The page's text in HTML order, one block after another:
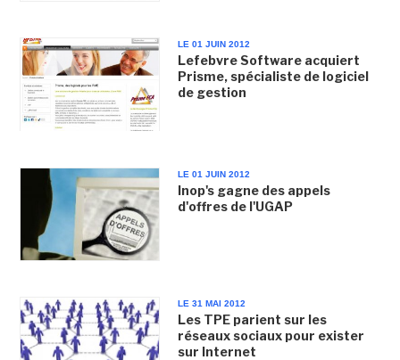
LE 01 JUIN 2012
Lefebvre Software acquiert
Prisme, spécialiste de logiciel
de gestion
LE 01 JUIN 2012
Inop's gagne des appels
d'offres de l'UGAP
LE 31 MAI 2012
Les TPE parient sur les
réseaux sociaux pour exister
sur Internet